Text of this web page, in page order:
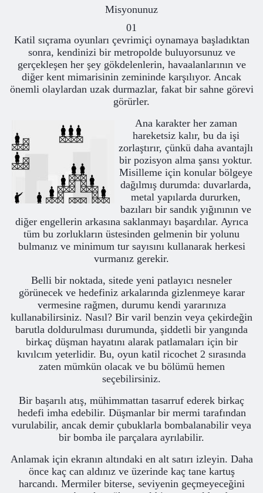
Misyonunuz
01
Katil sıçrama oyunları çevrimiçi oynamaya başladıktan
sonra, kendinizi bir metropolde buluyorsunuz ve
gerçekleşen her şey gökdelenlerin, havaalanlarının ve
diğer kent mimarisinin zemininde karşılıyor. Ancak
önemli olaylardan uzak durmazlar, fakat bir sahne görevi
görürler.
Ana karakter her zaman
hareketsiz kalır, bu da işi
zorlaştırır, çünkü daha avantajlı
bir pozisyon alma şansı yoktur.
Misilleme için konular bölgeye
dağılmış durumda: duvarlarda,
metal yapılarda dururken,
bazıları bir sandık yığınının ve
diğer engellerin arkasına saklanmayı başardılar. Ayrıca
tüm bu zorlukların üstesinden gelmenin bir yolunu
bulmanız ve minimum tur sayısını kullanarak herkesi
vurmanız gerekir.
Belli bir noktada, sitede yeni patlayıcı nesneler
görünecek ve hedefiniz arkalarında gizlenmeye karar
vermesine rağmen, durumu kendi yararınıza
kullanabilirsiniz. Nasıl? Bir varil benzin veya çekirdeğin
barutla doldurulması durumunda, şiddetli bir yangında
birkaç düşman hayatını alarak patlamaları için bir
kıvılcım yeterlidir. Bu, oyun katil ricochet 2 sırasında
zaten mümkün olacak ve bu bölümü hemen
seçebilirsiniz.
Bir başarılı atış, mühimmattan tasarruf ederek birkaç
hedefi imha edebilir. Düşmanlar bir mermi tarafından
vurulabilir, ancak demir çubuklarla bombalanabilir veya
bir bomba ile parçalara ayrılabilir.
Anlamak için ekranın altındaki en alt satırı izleyin. Daha
önce kaç can aldınız ve üzerinde kaç tane kartuş
harcandı. Mermiler biterse, seviyenin geçmeyeceğini